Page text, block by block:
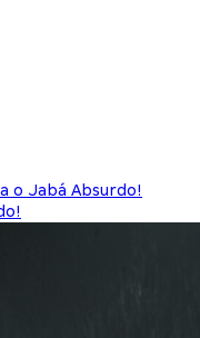
o Jabá Absurdo!